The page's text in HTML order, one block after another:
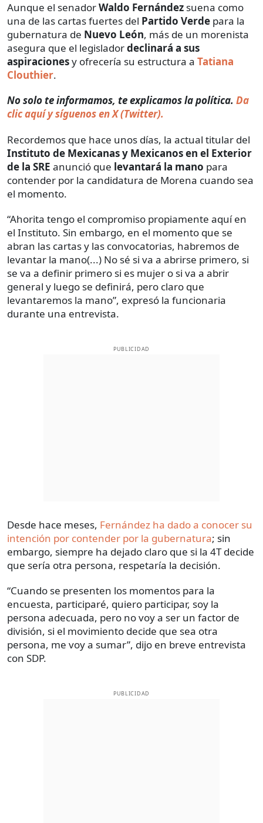
Aunque el senadorWaldo Fernández suena como
una de las cartas fuertes del Partido Verde para la
gubernatura de Nuevo León, más de un morenista
asegura que el legisladordeclinará a sus
aspiracionesy ofrecería su estructura a Tatiana
Clouthier.
No solo te informamos, te explicamos la política. Da
clic aquí y síguenos en X (Twitter).
Recordemos que hace unos días, la actual titular del
Instituto de Mexicanas y Mexicanos en el Exterior
de la SRE anunció que levantará la mano para
contender por la candidatura de Morena cuando sea
el momento.
“Ahorita tengo el compromiso propiamente aquí en
el Instituto. Sin embargo, en el momento que se
abran las cartas y las convocatorias, habremos de
levantar la mano(...) No sé si va a abrirse primero, si
se va a definir primero si es mujer o si va a abrir
general y luego se definirá, pero claro que
levantaremos la mano”, expresó la funcionaria
durante una entrevista.
PUBLICIDAD
Desde hace meses, Fernández ha dado a conocer su
intención por contender por la gubernatura; sin
embargo, siempre ha dejado claro que si la 4T decide
que sería otra persona, respetaría la decisión.
“Cuando se presenten los momentos para la
encuesta, participaré, quiero participar, soy la
persona adecuada, pero no voy a ser un factor de
división, si el movimiento decide que sea otra
persona, me voy a sumar”, dijo en breve entrevista
con SDP.
PUBLICIDAD